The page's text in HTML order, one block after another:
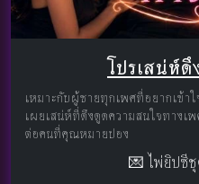
โปรเสน่ห์
เหมาะกับผู้ชายทุกเพศที่อยากเข้า
เผยเสน่ห์ที่ดึงดูดความสนใจทางเ
ต่อคนที่คุณหมายปอง
💌 ไพ่ยิปซี